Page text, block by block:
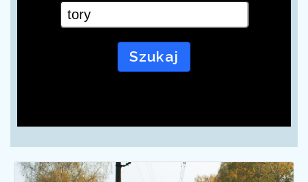
Szukaj